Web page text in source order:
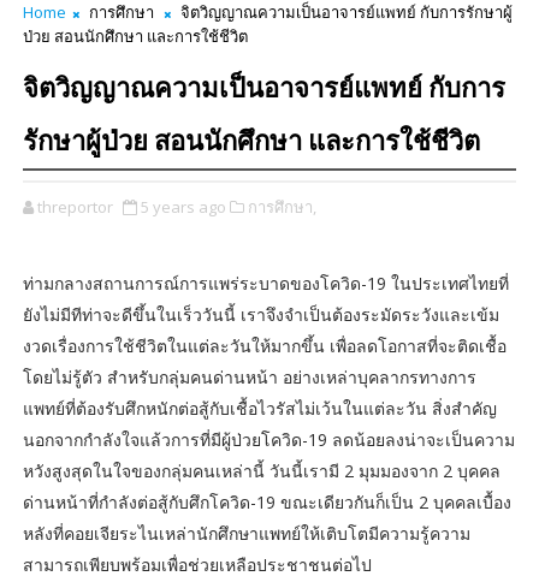
Home การศึกษา
จิตวิญญาณความเป็นอาจารย์แพทย์ กับการรักษาผู้
ป่วย สอนนักศึกษา และการใช้ชีวิต
จิตวิญญาณความเป็นอาจารย์แพทย์ กับการ
รักษาผู้ป่วย สอนนักศึกษา และการใช้ชีวิต
threportor 5 years ago การศึกษา,
ท่ามกลางสถานการณ์การแพร่ระบาดของโควิด-19 ในประเทศไทยที่
ยังไม่มีทีท่าจะดีขึ้นในเร็ววันนี้ เราจึงจำเป็นต้องระมัดระวังและเข้ม
งวดเรื่องการใช้ชีวิตในแต่ละวันให้มากขึ้น เพื่อลดโอกาสที่จะติดเชื้อ
โดยไม่รู้ตัว สำหรับกลุ่มคนด่านหน้า อย่างเหล่าบุคลากรทางการ
แพทย์ที่ต้องรับศึกหนักต่อสู้กับเชื้อไวรัสไม่เว้นในแต่ละวัน สิ่งสำคัญ
นอกจากกำลังใจแล้วการที่มีผู้ป่วยโควิด-19 ลดน้อยลงน่าจะเป็นความ
หวังสูงสุดในใจของกลุ่มคนเหล่านี้ วันนี้เรามี 2 มุมมองจาก 2 บุคคล
ด่านหน้าที่กำลังต่อสู้กับศึกโควิด-19 ขณะเดียวกันก็เป็น 2 บุคคลเบื้อง
หลังที่คอยเจียระไนเหล่านักศึกษาแพทย์ให้เติบโตมีความรู้ความ
สามารถเพียบพร้อมเพื่อช่วยเหลือประชาชนต่อไป